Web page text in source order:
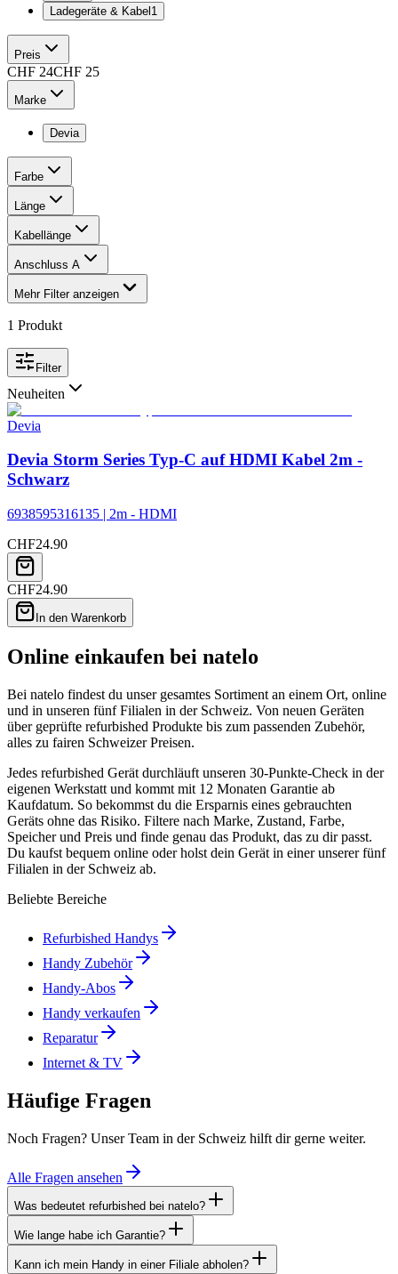
Ladegeräte & Kabel1
Preis
CHF 24CHF 25
Marke
Devia
Farbe
Länge
Kabellänge
Anschluss A
Mehr Filter anzeigen
1 Produkt
Filter
Neuheiten
Devia
Devia Storm Series Typ-C auf HDMI Kabel 2m -
Schwarz
6938595316135 | 2m - HDMI
CHF24.90
CHF24.90
In den Warenkorb
Online einkaufen bei natelo
Bei natelo findest du unser gesamtes Sortiment an einem Ort, online
und in unseren fünf Filialen in der Schweiz. Von neuen Geräten
über geprüfte refurbished Produkte bis zum passenden Zubehör,
alles zu fairen Schweizer Preisen.
Jedes refurbished Gerät durchläuft unseren 30-Punkte-Check in der
eigenen Werkstatt und kommt mit 12 Monaten Garantie ab
Kaufdatum. So bekommst du die Ersparnis eines gebrauchten
Geräts ohne das Risiko. Filtere nach Marke, Zustand, Farbe,
Speicher und Preis und finde genau das Produkt, das zu dir passt.
Du kaufst bequem online oder holst dein Gerät in einer unserer fünf
Filialen in der Schweiz ab.
Beliebte Bereiche
Refurbished Handys
Handy Zubehör
Handy-Abos
Handy verkaufen
Reparatur
Internet & TV
Häufige Fragen
Noch Fragen? Unser Team in der Schweiz hilft dir gerne weiter.
Alle Fragen ansehen
Was bedeutet refurbished bei natelo?
Wie lange habe ich Garantie?
Kann ich mein Handy in einer Filiale abholen?